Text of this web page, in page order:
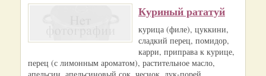
Куриный рататуй
курица (филе), цуккини,
сладкий перец, помидор,
карри, приправа к курице,
перец (с лимонным ароматом), растительное масло,